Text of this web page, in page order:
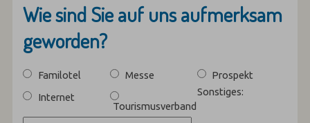
Wie sind Sie auf uns aufmerksam
geworden?
Familotel Messe
Prospekt
Internet
Tourismusverband
Sonstiges: